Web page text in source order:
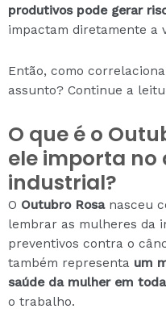
produtivos pode gerar
impactam diretamente a
Então, como
assunto? Continue a
O que é o
ele importa no
industrial?
O Outubro Rosanasceu
lembrar as mulheres da
preventivos contra o
também representa um
saúde da mulher em
o trabalho.